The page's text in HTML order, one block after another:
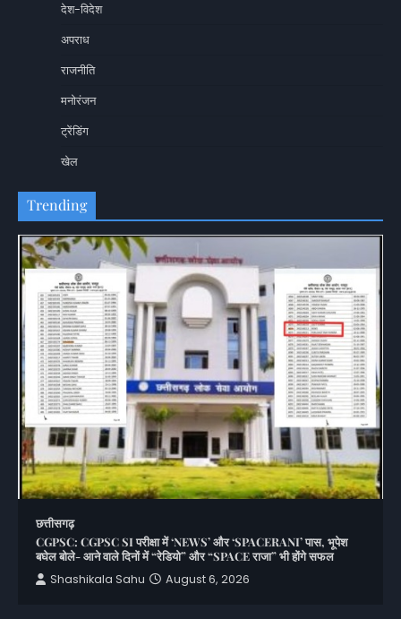
देश-विदेश
अपराध
राजनीति
मनोरंजन
ट्रेंडिंग
खेल
Trending
छत्तीसगढ़
CGPSC: CGPSC SI परीक्षा में ‘NEWS’ और ‘SPACERANI’ पास, भूपेश
बघेल बोले- आने वाले दिनों में “रेडियो” और “SPACE राजा” भी होंगे सफल
Shashikala Sahu
August 6, 2026